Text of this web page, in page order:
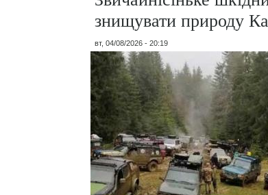
знищувати природу
вт, 04/08/2026 - 20:19